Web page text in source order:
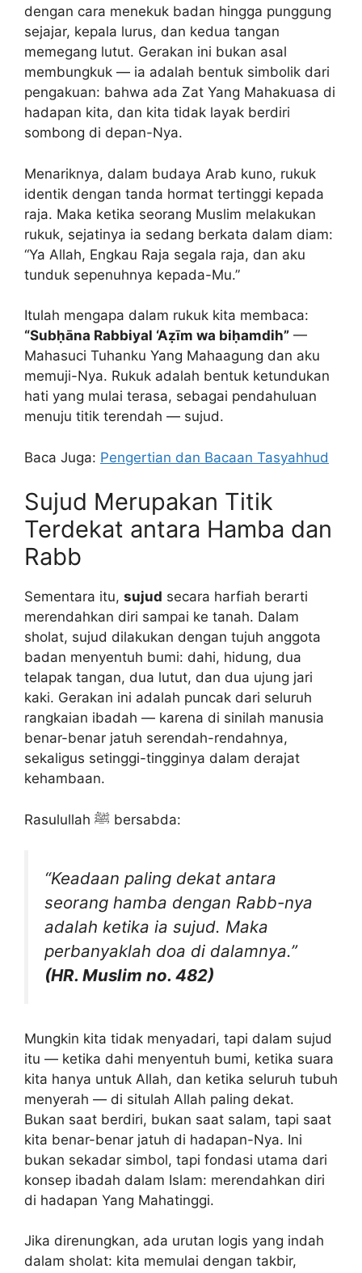
dengan cara menekuk badan hingga punggung
sejajar, kepala lurus, dan kedua tangan
memegang lutut. Gerakan ini bukan asal
membungkuk — ia adalah bentuk simbolik dari
pengakuan: bahwa ada Zat Yang Mahakuasa di
hadapan kita, dan kita tidak layak berdiri
sombong di depan-Nya.
Menariknya, dalam budaya Arab kuno, rukuk
identik dengan tanda hormat tertinggi kepada
raja. Maka ketika seorang Muslim melakukan
rukuk, sejatinya ia sedang berkata dalam diam:
“Ya Allah, Engkau Raja segala raja, dan aku
tunduk sepenuhnya kepada-Mu.”
Itulah mengapa dalam rukuk kita membaca:
“Subḥāna Rabbiyal ‘Aẓīm wa biḥamdih” —
Mahasuci Tuhanku Yang Mahaagung dan aku
memuji-Nya. Rukuk adalah bentuk ketundukan
hati yang mulai terasa, sebagai pendahuluan
menuju titik terendah — sujud.
Baca Juga: Pengertian dan Bacaan Tasyahhud
Sujud Merupakan Titik
Terdekat antara Hamba dan
Rabb
Sementara itu, sujud secara harfiah berarti
merendahkan diri sampai ke tanah. Dalam
sholat, sujud dilakukan dengan tujuh anggota
badan menyentuh bumi: dahi, hidung, dua
telapak tangan, dua lutut, dan dua ujung jari
kaki. Gerakan ini adalah puncak dari seluruh
rangkaian ibadah — karena di sinilah manusia
benar-benar jatuh serendah-rendahnya,
sekaligus setinggi-tingginya dalam derajat
kehambaan.
Rasulullah ﷺ bersabda:
“Keadaan paling dekat antara
seorang hamba dengan Rabb-nya
adalah ketika ia sujud. Maka
perbanyaklah doa di dalamnya.”
(HR. Muslim no. 482)
Mungkin kita tidak menyadari, tapi dalam sujud
itu — ketika dahi menyentuh bumi, ketika suara
kita hanya untuk Allah, dan ketika seluruh tubuh
menyerah — di situlah Allah paling dekat.
Bukan saat berdiri, bukan saat salam, tapi saat
kita benar-benar jatuh di hadapan-Nya. Ini
bukan sekadar simbol, tapi fondasi utama dari
konsep ibadah dalam Islam: merendahkan diri
di hadapan Yang Mahatinggi.
Jika direnungkan, ada urutan logis yang indah
dalam sholat: kita memulai dengan takbir,